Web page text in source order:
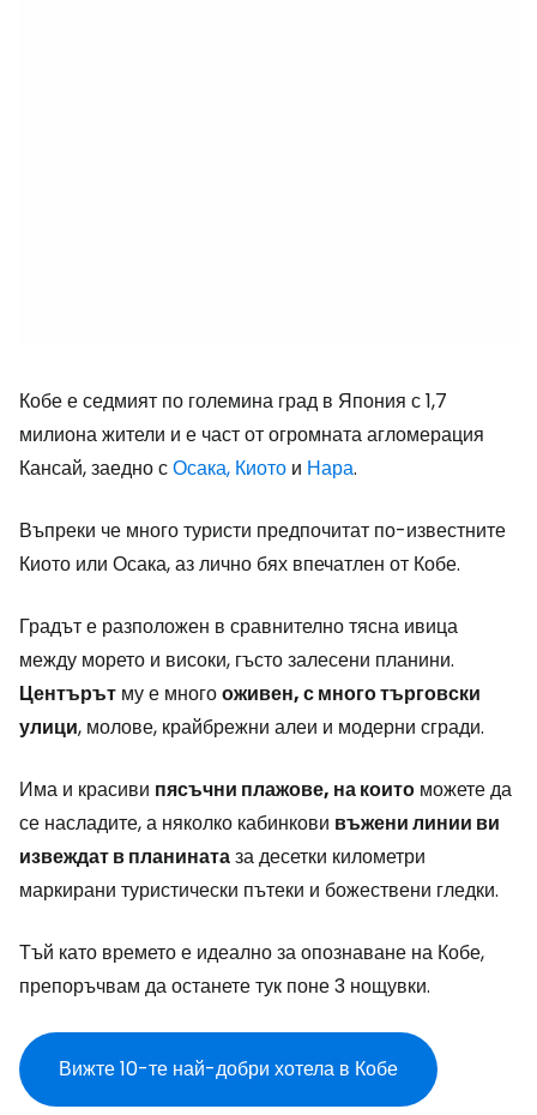
Кобе е седмият по големина град в Япония с 1,7
милиона жители и е част от огромната агломерация
Кансай, заедно сОсака, Киото и Нара.
Въпреки че много туристи предпочитат по-известните
Киото или Осака, аз лично бях впечатлен от Кобе.
Градът е разположен в сравнително тясна ивица
между морето и високи, гъсто залесени планини.
Центърът му е многооживен, с много търговски
улици, молове, крайбрежни алеи и модерни сгради.
Има и красиви пясъчни плажове, на които можете да
се насладите, а няколко кабинкови въжени линии ви
извеждат в планинатаза десетки километри
маркирани туристически пътеки и божествени гледки.
Тъй като времето е идеално за опознаване на Кобе,
препоръчвам да останете тук поне 3 нощувки.
Вижте 10-те най-добри хотела в Кобе